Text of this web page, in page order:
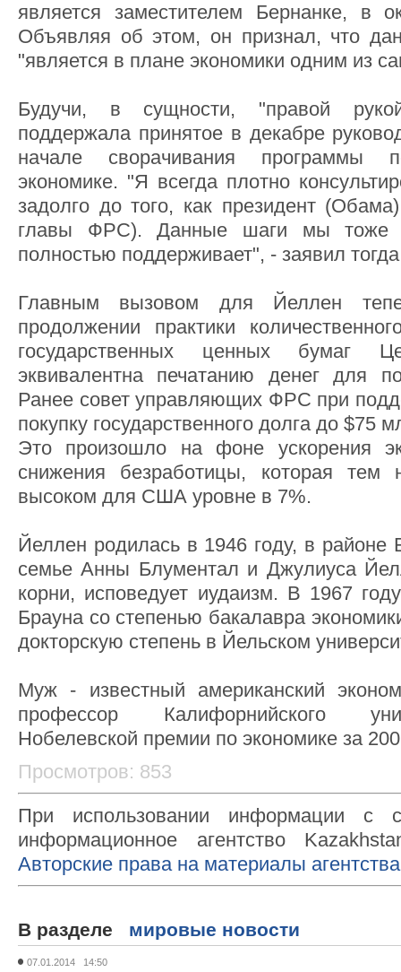
является заместителем Бернанке, в
Объявляя об этом, он признал, что
"является в плане экономики одним из
Будучи, в сущности, "правой
поддержала принятое в декабре
начале сворачивания программы
экономике. "Я всегда плотно
задолго до того, как президент
главы ФРС). Данные шаги мы тоже
полностью поддерживает", - заявил
Главным вызовом для Йеллен
продолжении практики
государственных ценных бумаг
эквивалентна печатанию денег для
Ранее совет управляющих ФРС при
покупку государственного долга до $75
Это произошло на фоне ускорения
снижения безработицы, которая тем
высоком для США уровне в 7%.
Йеллен родилась в 1946 году, в
семье Анны Блументал и Джулиуса
корни, исповедует иудаизм. В 1967
Брауна со степенью бакалавра
докторскую степень в Йельском
Муж - известный американский
профессор Калифорнийского
Нобелевской премии по экономике за
Просмотров: 853
При использовании информации с
информационное агентство
Авторские права на материалы
В разделе мировые новости
07.01.2014 14:50